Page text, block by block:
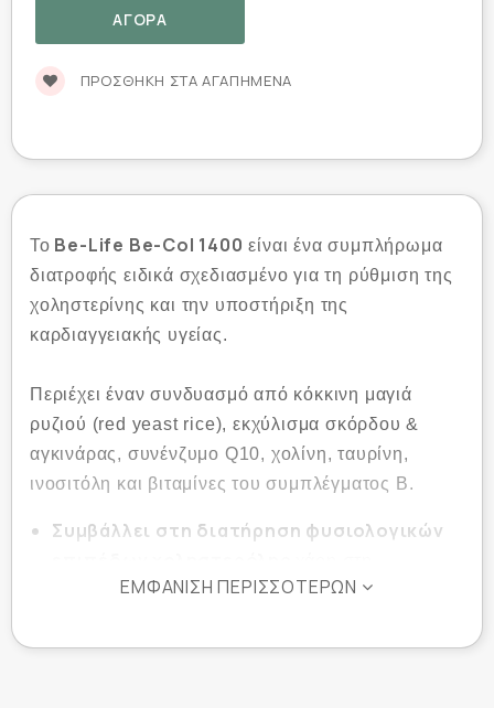
ΠΡΟΣΘΉΚΗ ΣΤΑ ΑΓΑΠΗΜΈΝΑ
Το Be-Life Be-Col 1400 είναι ένα συμπλήρωμα
διατροφής ειδικά σχεδιασμένο για τη ρύθμιση της
χοληστερίνης και την υποστήριξη της
καρδιαγγειακής υγείας.
Περιέχει έναν συνδυασμό από κόκκινη μαγιά
ρυζιού (red yeast rice), εκχύλισμα σκόρδου &
αγκινάρας, συνένζυμο Q10, χολίνη, ταυρίνη,
ινοσιτόλη και βιταμίνες του συμπλέγματος Β.
Συμβάλλει στη διατήρηση φυσιολογικών
μονακολίνη Κ από κόκκινη μαγιά ρυζιού.
αίματος: Το σκόρδο βοηθά στη διατήρηση
ΕΜΦΆΝΙΣΗ ΠΕΡΙΣΣΌΤΕΡΩΝ